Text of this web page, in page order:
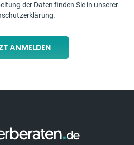
der Daten finden Sie in unserer
.
ANMELDEN